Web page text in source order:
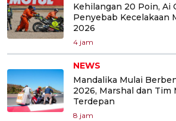
Kehilangan 20 Poin, Ai
Penyebab Kecelakaan
2026
4 jam
NEWS
Mandalika Mulai
2026, Marshal dan Tim
Terdepan
8 jam